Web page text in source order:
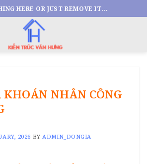
HERE OR JUST REMOVE IT...
KHOÁN NHÂN CÔNG
2026 BY ADMIN_DONGIA